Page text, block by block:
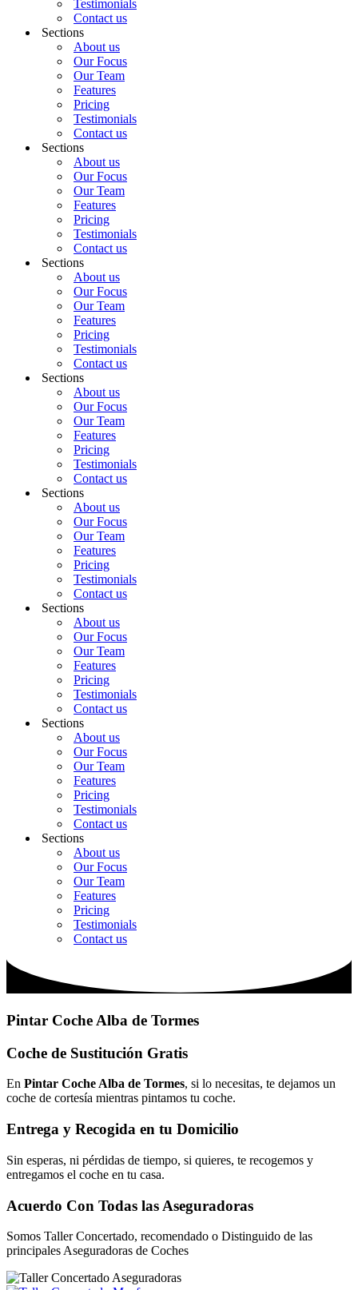
Testimonials
Contact us
Sections
About us
Our Focus
Our Team
Features
Pricing
Testimonials
Contact us
Sections
About us
Our Focus
Our Team
Features
Pricing
Testimonials
Contact us
Sections
About us
Our Focus
Our Team
Features
Pricing
Testimonials
Contact us
Sections
About us
Our Focus
Our Team
Features
Pricing
Testimonials
Contact us
Sections
About us
Our Focus
Our Team
Features
Pricing
Testimonials
Contact us
Sections
About us
Our Focus
Our Team
Features
Pricing
Testimonials
Contact us
Sections
About us
Our Focus
Our Team
Features
Pricing
Testimonials
Contact us
Sections
About us
Our Focus
Our Team
Features
Pricing
Testimonials
Contact us
Pintar Coche Alba de Tormes
Coche de Sustitución Gratis
En Pintar Coche Alba de Tormes, si lo necesitas, te dejamos un
coche de cortesía mientras pintamos tu coche.
Entrega y Recogida en tu Domicilio
Sin esperas, ni pérdidas de tiempo, si quieres, te recogemos y
entregamos el coche en tu casa.
Acuerdo Con Todas las Aseguradoras
Somos Taller Concertado, recomendado o Distinguido de las
principales Aseguradoras de Coches